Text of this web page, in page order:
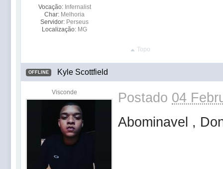
Vocação: Infernalist
Char: Melhoria
Servidor: Perseus
Localização: MG
Topo
OFFLINE Kyle Scottfield
Visconde Postado 04
Abominavel ,